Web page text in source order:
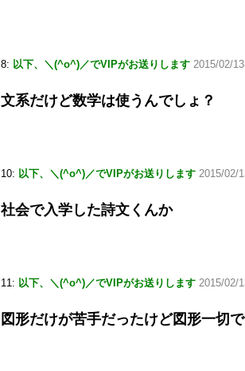
8: 以下、＼(^o^)／でVIPがお送りします 2015/02/
文系だけど数学は使うんでしょ？
10: 以下、＼(^o^)／でVIPがお送りします 2015/02/
社会で入学した詩文くんか
11: 以下、＼(^o^)／でVIPがお送りします 2015/02/
図形だけが苦手だったけど図形一切